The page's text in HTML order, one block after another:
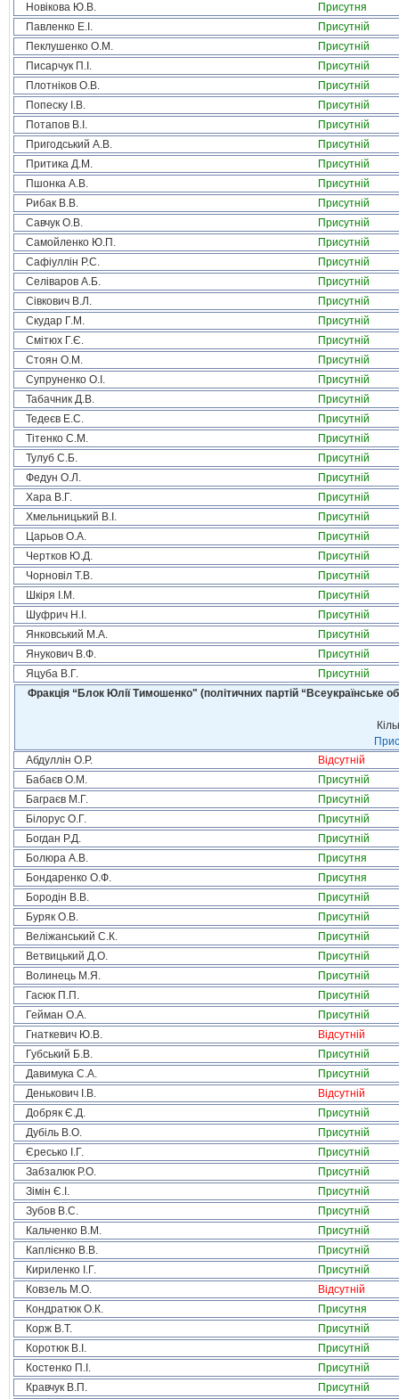
Новікова Ю.В.
Присутня
Павленко Е.І.
Присутній
Пеклушенко О.М.
Присутній
Писарчук П.І.
Присутній
Плотніков О.В.
Присутній
Попеску І.В.
Присутній
Потапов В.І.
Присутній
Пригодський А.В.
Присутній
Притика Д.М.
Присутній
Пшонка А.В.
Присутній
Рибак В.В.
Присутній
Савчук О.В.
Присутній
Самойленко Ю.П.
Присутній
Сафіуллін Р.С.
Присутній
Селіваров А.Б.
Присутній
Сівкович В.Л.
Присутній
Скудар Г.М.
Присутній
Смітюх Г.Є.
Присутній
Стоян О.М.
Присутній
Супруненко О.І.
Присутній
Табачник Д.В.
Присутній
Тедеєв Е.С.
Присутній
Тітенко С.М.
Присутній
Тулуб С.Б.
Присутній
Федун О.Л.
Присутній
Хара В.Г.
Присутній
Хмельницький В.І.
Присутній
Царьов О.А.
Присутній
Чертков Ю.Д.
Присутній
Чорновіл Т.В.
Присутній
Шкіря І.М.
Присутній
Шуфрич Н.І.
Присутній
Янковський М.А.
Присутній
Янукович В.Ф.
Присутній
Яцуба В.Г.
Присутній
Фракція “Блок Юлії Тимошенко" (політичних партій “Всеукраїнське
Абдуллін О.Р.
Відсутній
Бабаєв О.М.
Присутній
Баграєв М.Г.
Присутній
Білорус О.Г.
Присутній
Богдан Р.Д.
Присутній
Болюра А.В.
Присутня
Бондаренко О.Ф.
Присутня
Бородін В.В.
Присутній
Буряк О.В.
Присутній
Веліжанський С.К.
Присутній
Ветвицький Д.О.
Присутній
Волинець М.Я.
Присутній
Гасюк П.П.
Присутній
Гейман О.А.
Присутній
Гнаткевич Ю.В.
Відсутній
Губський Б.В.
Присутній
Давимука С.А.
Присутній
Денькович І.В.
Відсутній
Добряк Є.Д.
Присутній
Дубіль В.О.
Присутній
Єресько І.Г.
Присутній
Забзалюк Р.О.
Присутній
Зімін Є.І.
Присутній
Зубов В.С.
Присутній
Кальченко В.М.
Присутній
Каплієнко В.В.
Присутній
Кириленко І.Г.
Присутній
Ковзель М.О.
Відсутній
Кондратюк О.К.
Присутня
Корж В.Т.
Присутній
Коротюк В.І.
Присутній
Костенко П.І.
Присутній
Кравчук В.П.
Присутній